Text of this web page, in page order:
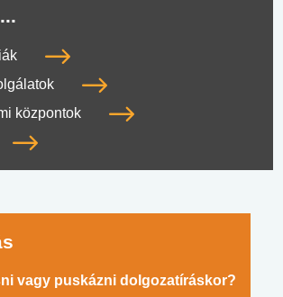
központok
vagy puskázni dolgozatíráskor?